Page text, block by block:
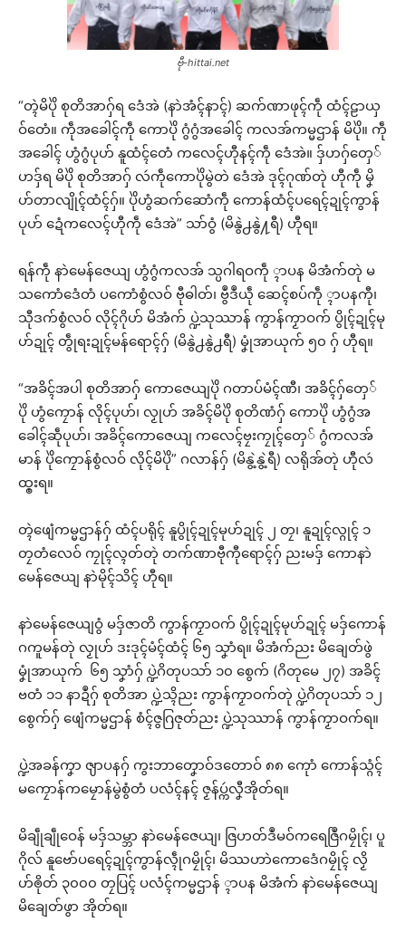
ဗီု-hittai.net
“တ္ၚဲမိပိုဲ စုတိအာဂှ်ရ ဒေံအဲ (နာဲအံၚ်နာၚ်) ဆက်ဏာဖုၚ်ကဵု ထံၚ်ဠာယှ
ဝ်တေံ။ ကဵုအခေါၚ်ကဵု ကောပိုဲ ဂွံဂွံအခေါၚ် ကလအ်ကမ္မဌာန် မိပိုဲ။ ကဵု
အခေါၚ် ဟွံဂွံပုဟ် နူထံၚ်တေံ ကလေၚ်ဟီုနၚ်ကဵု ဒေံအဲ။ ဒှ်ဟဂှ်တှေ်
ဟဒှ်ရ မိပိုဲ စုတိအာဂှ် လဴကဵုကောပိုဲမွဲတဲ ဒေံအဲ ဒုၚ်ဂုဏ်တုဲ ဟီုကဵု မၞိ
ဟ်တာလျိုၚ်ထံၚ်ဂှ်။ ပိုဲဟွံဆက်ဆောံကဵု ကောန်ထံၚ်ပရေၚ်ဍုၚ်ကွာန်
ပုဟ် ဍေံကလေၚ်ဟီုကဵု ဒေံအဲ” သာ်ဝွံ (မိနွဲ႕နွဲ႔ရီ) ဟီုရ။
ရန်ကဵု နာဲမေန်ဇေယျ ဟွံဂွံကလအ် သ္ပဂါရဝကဵု ္ၚာပန မိအံက်တုဲ မ
သကောံဒေံတံ ပကောံစွံလဝ် ဗီုဓါတ်၊ ဗွဳဒဳယဵု ဆေၚ်စပ်ကဵု ္ၚာပနကီု၊
သီုဒက်စွံလဝ် လိုၚ်ဂိုဟ် မိအံက် ပ္ဍဲသုဿာန် ကွာန်ကၟာဝက် ပွိုၚ်ဍုၚ်မု
ဟ်ဍုၚ် တွဵုရးဍုၚ်မန်ရောၚ်ဂှ် (မိနွဲ႕နွဲ႕ရီ) မၞုံအာယုက် ၅၀ ဂှ် ဟီုရ။
“အခိၚ်အပါ စုတိအာဂှ် ကောဇေယျပိုဲ ဂတာပ်မံၚ်ဏီ၊ အခိၚ်ဂှ်တှေ်
ပိုဲ ဟွံကၠောန် လိုၚ်ပုဟ်၊ လၟုဟ် အခိၚ်မိပိုဲ စုတိဏံဂှ် ကောပိုဲ ဟွံဂွံအ
ခေါၚ်ဆဵုပုဟ်၊ အခိၚ်ကောဇေယျ ကလေၚ်ဗၠးကၠုၚ်တှေ် ဂွံကလအ်
မာန် ပိုဲကၠောန်စွံလဝ် လိုၚ်မိပိုဲ” ဂလာန်ဂှ် (မိနွဲ့နွဲ့ရီ) လရိုအ်တုဲ ဟီုလဴ
ထ္ၜးရ။
တ္ၚဲဖျေံကမ္မဌာန်ဂှ် ထံၚ်ပရိုၚ် နူပွိုၚ်ဍုၚ်မုဟ်ဍုၚ် ၂ တၠ၊ နူဍုၚ်လ္ဂုၚ် ၁
တၠတံလေဝ် ကၠုၚ်လ္ၚတ်တုဲ တက်ဏာဗီုကီုရောၚ်ဂှ် ညးမဒှ် ကောနာဲ
မေန်ဇေယျ နာဲမိုၚ်သိၚ် ဟီုရ။
နာဲမေန်ဇေယျဝွံ မဒှ်ဇာတိ ကွာန်ကၟာဝက် ပွိုၚ်ဍုၚ်မုဟ်ဍုၚ် မဒှ်ကောန်
ဂကူမန်တုဲ လၟုဟ် ဒးဒုၚ်မံၚ်ထံၚ် ၆၅ သၞာံရ။ မိအံက်ညး မိချေတ်ဖွဲ
မၞုံအာယုက် ၆၅ သၞာံဂှ် ပ္ဍဲဂိတုပသာ် ၁၀ စွေက် (ဂိတုမေ ၂၇) အခိၚ်
ဗတံ ၁၁ နာဍဳဂှ် စုတိအာ ပ္ဍဲသ္ၚိညး ကွာန်ကၟာဝက်တုဲ ပ္ဍဲဂိတုပသာ် ၁၂
စွေက်ဂှ် ဖျေံကမ္မဌာန် စံၚ်ဇွဂြဇုတ်ညး ပ္ဍဲသုဿာန် ကွာန်ကၟာဝက်ရ။
ပ္ဍဲအခန်ကၞာ ၛာပနဂှ် ကွးဘာတၞောဝ်ဒတောဝ် ၈၈ ကေုာံ ကောန်သ္ဂံၚ်
မကၠောန်ကမၠောန်မွဲစွံတံ ပလံၚ်နၚ် ဇၟန်ပ္ကဴလၞီအိုတ်ရ။
မိချဵုချဵုဝေန် မဒှ်သမ္ဘာ နာဲမေန်ဇေယျ၊ ဇြဟတ်ဒဳမဝ်ကရေဇြဳဂမၠိုၚ်၊ ပူ
ဂိုလ် နူဗော်ပရေၚ်ဍုၚ်ကွာန်လ္ၚဵုဂမၠိုၚ်၊ မိဿဟာဲကောဒေံဂမၠိုၚ် လၟိ
ဟ်ၜိုတ် ၃၀၀၀ တၠပြၚ် ပလံၚ်ကမ္မဌာန် ္ၚာပန မိအံက် နာဲမေန်ဇေယျ
မိချေတ်ဖွာ အိုတ်ရ။